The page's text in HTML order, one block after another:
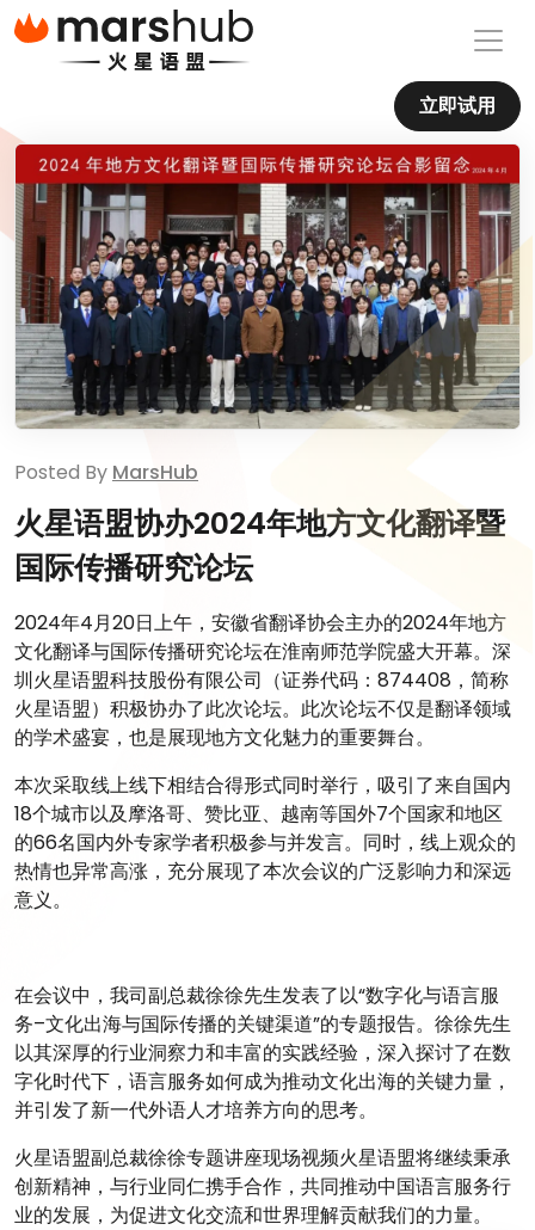
立即试用
Posted By MarsHub
火星语盟协办2024年地方文化翻译暨
国际传播研究论坛
2024年4月20日上午，安徽省翻译协会主办的2024年地方
文化翻译与国际传播研究论坛在淮南师范学院盛大开幕。深
圳火星语盟科技股份有限公司（证券代码：874408，简称
火星语盟）积极协办了此次论坛。此次论坛不仅是翻译领域
的学术盛宴，也是展现地方文化魅力的重要舞台。
本次采取线上线下相结合得形式同时举行，吸引了来自国内
18个城市以及摩洛哥、赞比亚、越南等国外7个国家和地区
的66名国内外专家学者积极参与并发言。同时，线上观众的
热情也异常高涨，充分展现了本次会议的广泛影响力和深远
意义。
在会议中，我司副总裁徐徐先生发表了以“数字化与语言服
务–文化出海与国际传播的关键渠道”的专题报告。徐徐先生
以其深厚的行业洞察力和丰富的实践经验，深入探讨了在数
字化时代下，语言服务如何成为推动文化出海的关键力量，
并引发了新一代外语人才培养方向的思考。
火星语盟副总裁徐徐专题讲座现场视频火星语盟将继续秉承
创新精神，与行业同仁携手合作，共同推动中国语言服务行
业的发展，为促进文化交流和世界理解贡献我们的力量。